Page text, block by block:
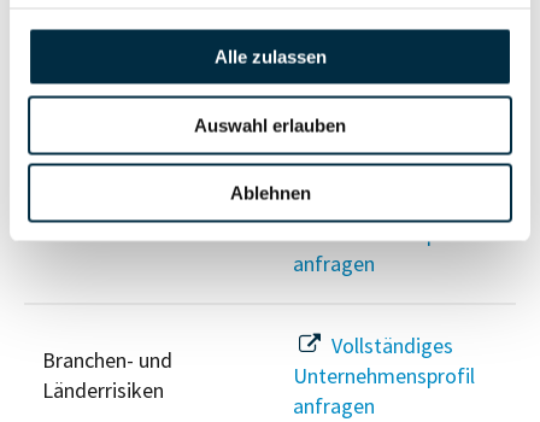
Alle zulassen
Auswahl erlauben
Ablehnen
Sanktionslistenstatus
Unternehmensprofil
anfragen
Insolvenzinformationen
anfragen
Branchen- und
Länderrisiken
Vollständiges
Unternehmensprofil
anfragen